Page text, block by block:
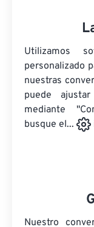
Utilizamos
personalizado
nuestras
puede
mediante
busque el...
Nuestro